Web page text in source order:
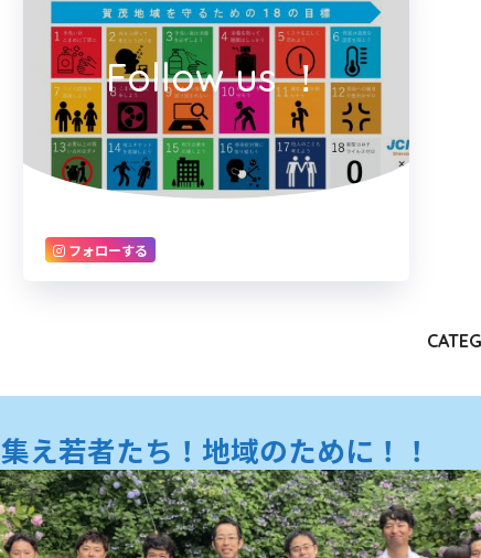
Follow us ！
フォローする
集え若者たち！地域のために！！